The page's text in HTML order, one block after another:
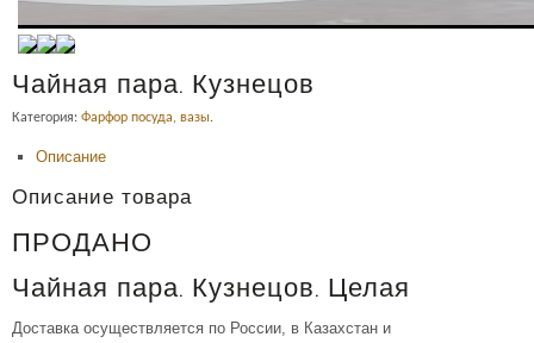
Чайная пара. Кузнецов
Категория: Фарфор посуда, вазы.
Описание
Описание товара
ПРОДАНО
Чайная пара. Кузнецов. Целая
Доставка осуществляется по России, в Казахстан и